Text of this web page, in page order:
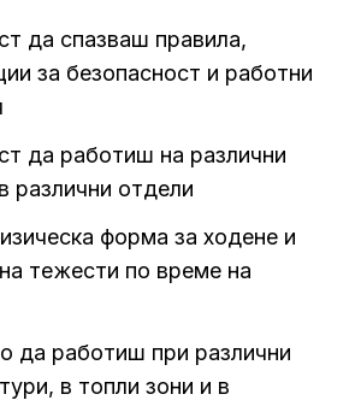
да спазваш правила,
за безопасност и работни
да работиш на различни
различни отдели
форма за ходене и
тежести по време на
да работиш при различни
в топли зони и в